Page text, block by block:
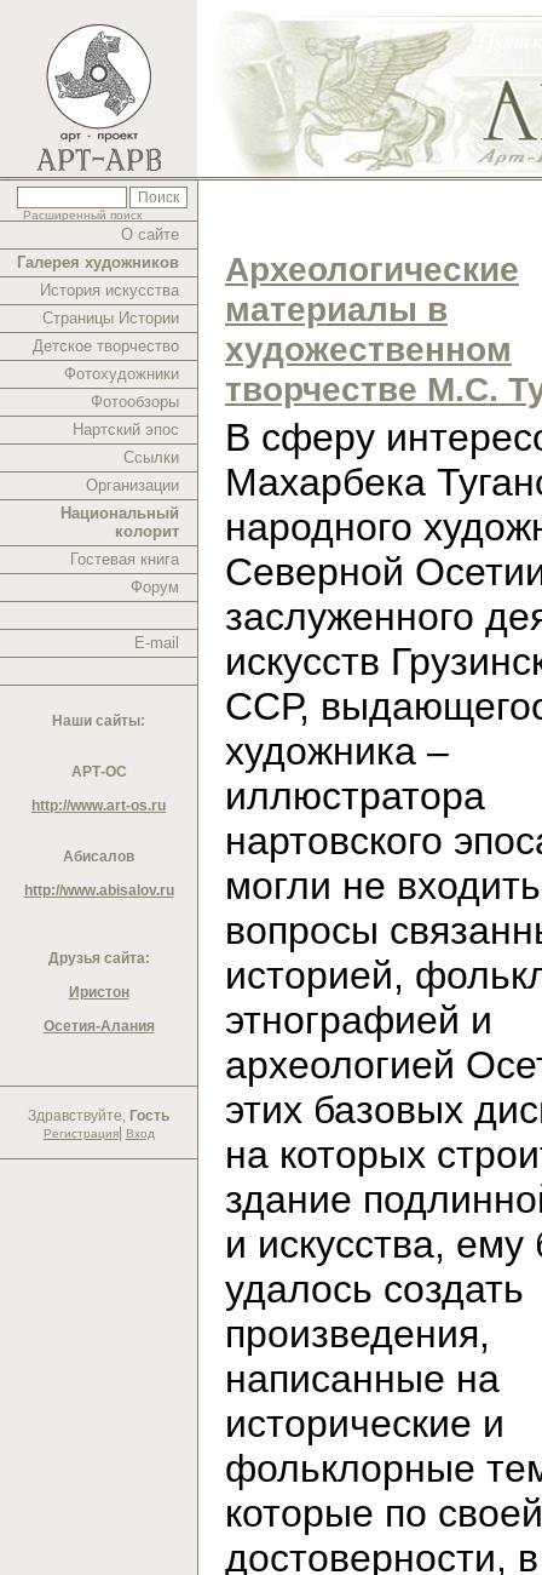
Расширенный поиск
О сайте
Галерея художников
История искусства
Страницы Истории
Детское творчество
Фотохудожники
Фотообзоры
Нартский эпос
Ссылки
Организации
Национальный
колорит
Гостевая книга
Форум
E-mail
Наши сайты:
АРТ-ОС
http://www.art-os.ru
Абисалов
http://www.abisalov.ru
Друзья сайта:
Иристон
Осетия-Алания
Здравствуйте, Гость
Регистрация| Вход
Археологические
материалы в
художественном
творчестве М.С.
В cферу
Махарбека
народного
Северной
заслуженного
искусств
ССР,
художника –
иллюстратора
нартовского
могли не входить
вопросы
историей,
этнографией и
археологией
этих базовых
на которых
здание
и искусства,
удалось создать
произведения,
написанные на
исторические и
фольклорные
которые по своей
достоверности,